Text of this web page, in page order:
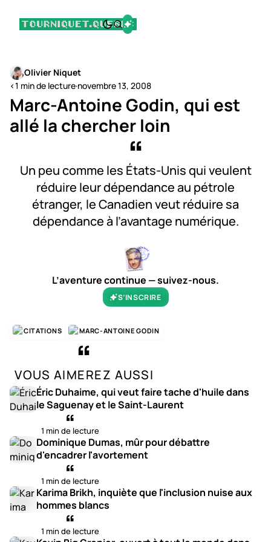
Olivier Niquet
<1 min de lecture·novembre 13, 2008
Marc-Antoine Godin, qui est
allé la chercher loin
Un peu comme les États-Unis qui veulent
réduire leur dépendance au pétrole
étranger, le Canadien veut réduire sa
dépendance à l’avantage numérique.
L’aventure continue — suivez-nous.
S’INSCRIRE
CITATIONS MARC-ANTOINE GODIN
VOUS AIMEREZ AUSSI
Éric Duhaime, qui veut faire tache d'huile dans
le Saguenay et le Saint-Laurent
1 min de lecture
Dominique Dumas, mûr pour débattre
d'encadrer l'avortement
1 min de lecture
Karima Brikh, inquiète que l'inclusion nuise aux
hommes blancs
1 min de lecture